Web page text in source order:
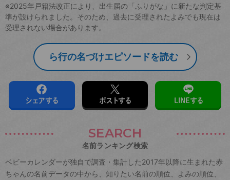
※2025年戸籍法改正により、出生届の「ふりがな」に新たな判定基
準が設けられました。そのため、過去に受理されたよみでも現在は
受理されない場合があります。
ら行の名づけエピソードを読む
シェアする ポストする LINEする
SEARCH
名前ランキング検索
ベビーカレンダーが独自で調査・集計した2017年以降に生まれた赤
ちゃんの名前データの中から、知りたい名前の順位、よみの順位、